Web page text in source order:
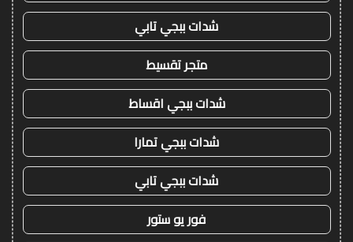
شدات ببجي تابي
متجر تقسيط
شدات ببجي اقساط
شدات ببجي تمارا
شدات ببجي تابي
فور يو ستور